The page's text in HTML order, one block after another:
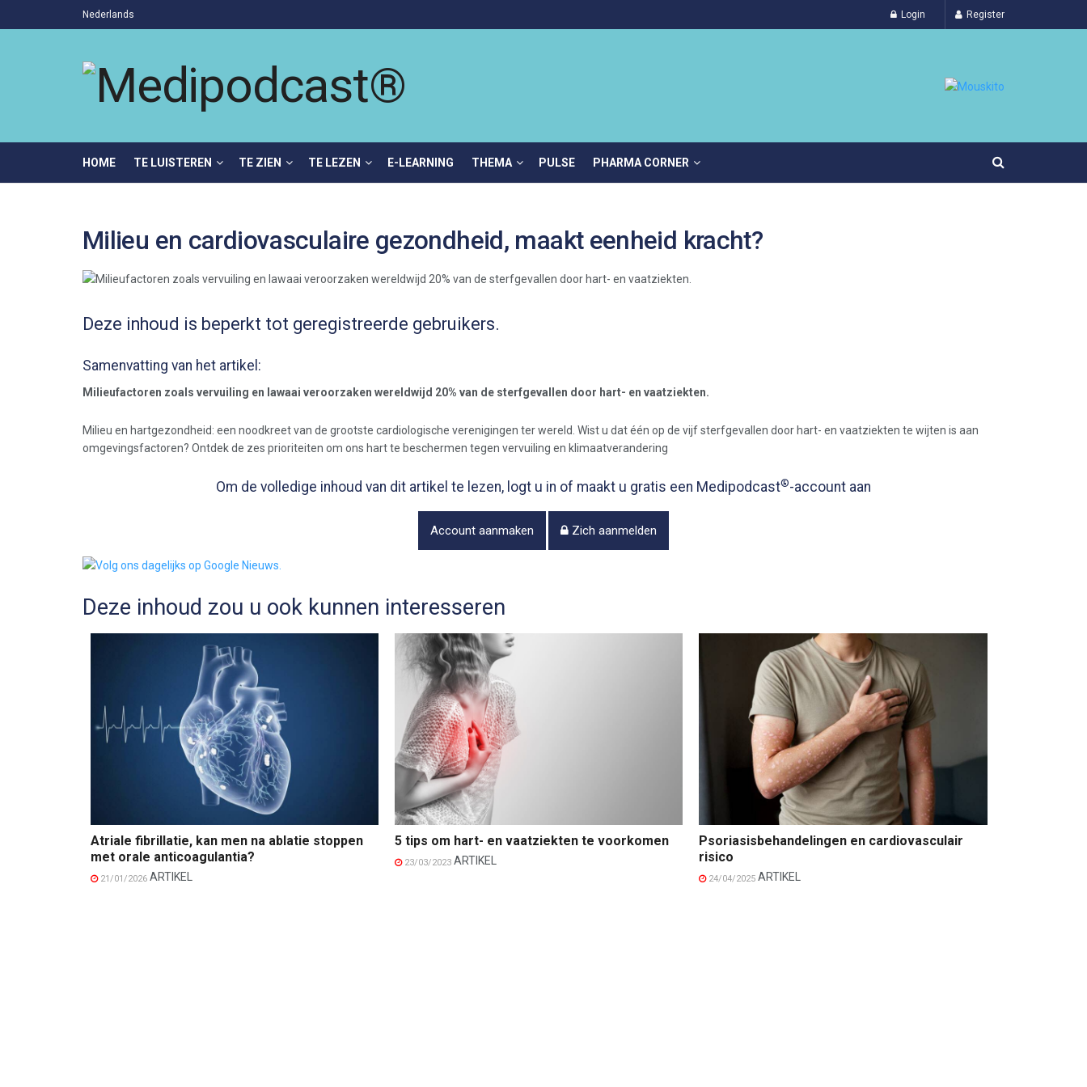
Nederlands Login Register
HOME TE LUISTEREN TE ZIEN TE LEZEN E-LEARNING THEMA PULSE PHARMA CORNER
Milieu en cardiovasculaire gezondheid, maakt eenheid kracht?
Deze inhoud is beperkt tot geregistreerde gebruikers.
Samenvatting van het artikel:
Milieufactoren zoals vervuiling en lawaai veroorzaken wereldwijd 20% van de sterfgevallen door hart- en vaatziekten.
Milieu en hartgezondheid: een noodkreet van de grootste cardiologische verenigingen ter wereld. Wist u dat één op de vijf sterfgevallen door hart- en vaatziekten te wijten is aan
omgevingsfactoren? Ontdek de zes prioriteiten om ons hart te beschermen tegen vervuiling en klimaatverandering
Om de volledige inhoud van dit artikel te lezen, logt u in of maakt u gratis een Medipodcast®-account aan
Account aanmaken Zich aanmelden
Deze inhoud zou u ook kunnen interesseren
Atriale fibrillatie, kan men na ablatie stoppen
met orale anticoagulantia?
21/01/2026 ARTIKEL
5 tips om hart- en vaatziekten te voorkomen
23/03/2023ARTIKEL
Psoriasisbehandelingen en cardiovasculair
risico
24/04/2025ARTIKEL